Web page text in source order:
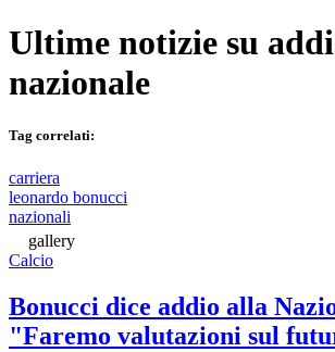
Ultime notizie su
nazionale
Tag correlati:
carriera
leonardo bonucci
nazionali
gallery
Calcio
Bonucci dice addio alla
"Faremo valutazioni sul